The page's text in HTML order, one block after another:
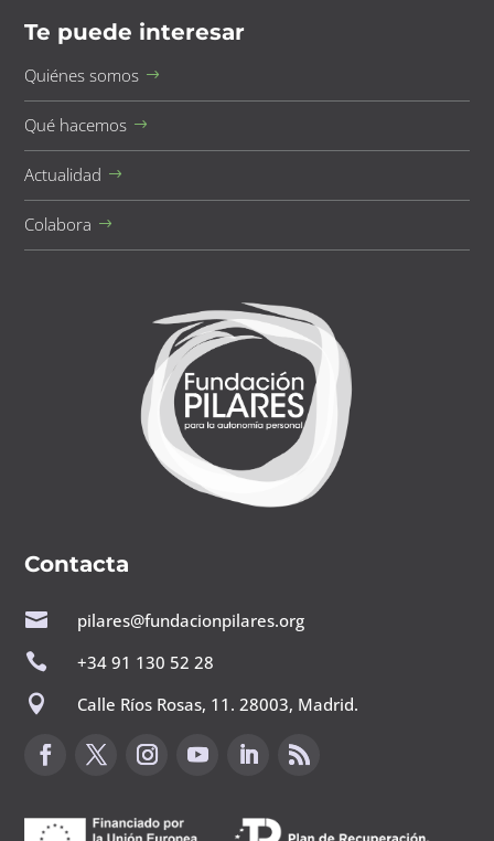
Te puede interesar
Quiénes somos
Qué hacemos
Actualidad
Colabora
Contacta

pilares@fundacionpilares.org

+34 91 130 52 28

Calle Ríos Rosas, 11. 28003, Madrid.